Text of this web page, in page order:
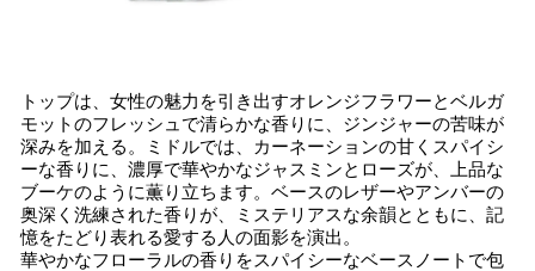
トップは、女性の魅力を引き出すオレンジフラワーとベルガ
モットのフレッシュで清らかな香りに、ジンジャーの苦味が
深みを加える。ミドルでは、カーネーションの甘くスパイシ
ーな香りに、濃厚で華やかなジャスミンとローズが、上品な
ブーケのように薫り立ちます。ベースのレザーやアンバーの
奥深く洗練された香りが、ミステリアスな余韻とともに、記
憶をたどり表れる愛する人の面影を演出。
華やかなフローラルの香りをスパイシーなベースノートで包